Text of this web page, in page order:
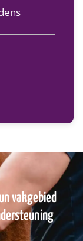
vakgebied